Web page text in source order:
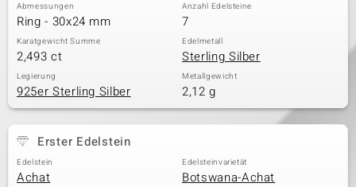
Abmessungen
Ring - 30x24 mm
Anzahl Edelsteine
7
Karatgewicht Summe
2,493 ct
Edelmetall
Sterling Silber
Legierung
925er Sterling Silber
Metallgewicht
2,12 g
Erster Edelstein
Edelstein
Achat
Edelsteinvarietät
Botswana-Achat